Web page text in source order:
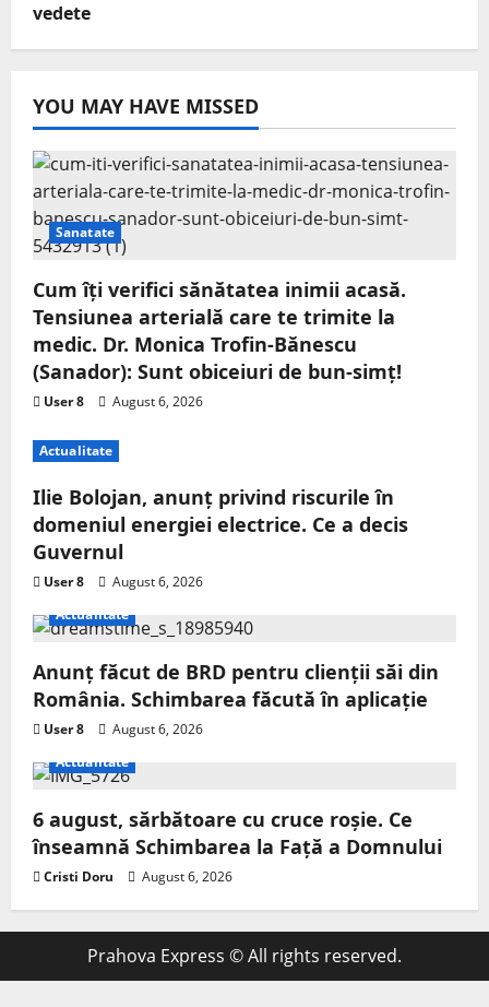
vedete
YOU MAY HAVE MISSED
Sanatate
Cum îți verifici sănătatea inimii acasă.
Tensiunea arterială care te trimite la
medic. Dr. Monica Trofin-Bănescu
(Sanador): Sunt obiceiuri de bun-simț!
User 8 August 6, 2026
Actualitate
Ilie Bolojan, anunț privind riscurile în
domeniul energiei electrice. Ce a decis
Guvernul
User 8
August 6, 2026
Actualitate
Anunț făcut de BRD pentru clienții săi din
România. Schimbarea făcută în aplicație
User 8
August 6, 2026
Actualitate
6 august, sărbătoare cu cruce roșie. Ce
înseamnă Schimbarea la Față a Domnului
Cristi Doru August 6, 2026
Prahova Express © All rights reserved.